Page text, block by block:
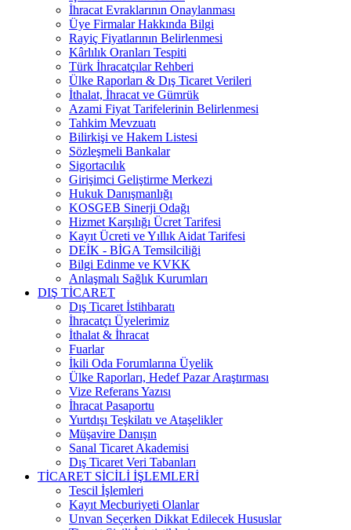
İhracat Evraklarının Onaylanması
Üye Firmalar Hakkında Bilgi
Rayiç Fiyatlarının Belirlenmesi
Kârlılık Oranları Tespiti
Türk İhracatçılar Rehberi
Ülke Raporları & Dış Ticaret Verileri
İthalat, İhracat ve Gümrük
Azami Fiyat Tarifelerinin Belirlenmesi
Tahkim Mevzuatı
Bilirkişi ve Hakem Listesi
Sözleşmeli Bankalar
Sigortacılık
Girişimci Geliştirme Merkezi
Hukuk Danışmanlığı
KOSGEB Sinerji Odağı
Hizmet Karşılığı Ücret Tarifesi
Kayıt Ücreti ve Yıllık Aidat Tarifesi
DEİK - BİGA Temsilciliği
Bilgi Edinme ve KVKK
Anlaşmalı Sağlık Kurumları
DIŞ TİCARET
Dış Ticaret İstihbaratı
İhracatçı Üyelerimiz
İthalat & İhracat
Fuarlar
İkili Oda Forumlarına Üyelik
Ülke Raporları, Hedef Pazar Araştırması
Vize Referans Yazısı
İhracat Pasaportu
Yurtdışı Teşkilatı ve Ataşelikler
Müşavire Danışın
Sanal Ticaret Akademisi
Dış Ticaret Veri Tabanları
TİCARET SİCİLİ İŞLEMLERİ
Tescil İşlemleri
Kayıt Mecburiyeti Olanlar
Unvan Seçerken Dikkat Edilecek Hususlar